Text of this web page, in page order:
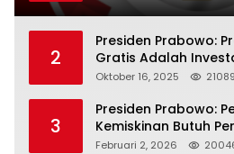
2
Presiden Prabowo:
Gratis Adalah
Depan Bangsa
Oktober 16, 2025
3
Presiden Prabowo:
Kemiskinan Butuh
Kepemimpinan
Februari 2, 2026